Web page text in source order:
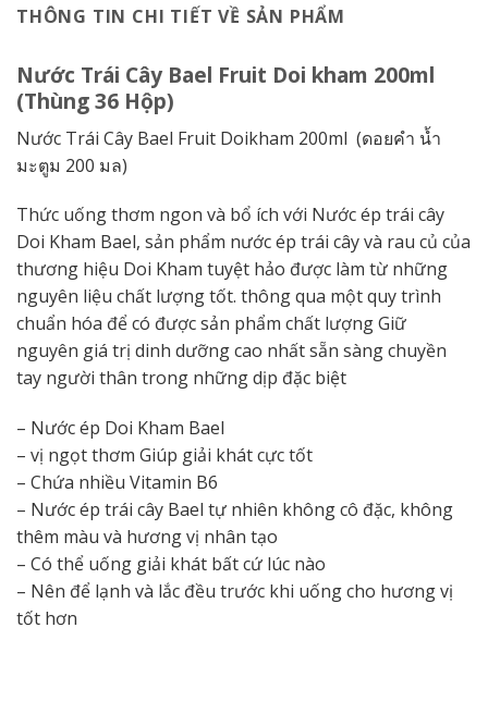
THÔNG TIN CHI TIẾT VỀ SẢN PHẨM
Nước Trái Cây Bael Fruit Doi kham 200ml
(Thùng 36 Hộp)
Nước Trái Cây Bael Fruit Doikham 200ml (ดอยคำ น้ำ
มะตูม 200 มล)
Thức uống thơm ngon và bổ ích với Nước ép trái cây
Doi Kham Bael, sản phẩm nước ép trái cây và rau củ của
thương hiệu Doi Kham tuyệt hảo được làm từ những
nguyên liệu chất lượng tốt. thông qua một quy trình
chuẩn hóa để có được sản phẩm chất lượng Giữ
nguyên giá trị dinh dưỡng cao nhất sẵn sàng chuyền
tay người thân trong những dịp đặc biệt
– Nước ép Doi Kham Bael
– vị ngọt thơm Giúp giải khát cực tốt
– Chứa nhiều Vitamin B6
– Nước ép trái cây Bael tự nhiên không cô đặc, không
thêm màu và hương vị nhân tạo
– Có thể uống giải khát bất cứ lúc nào
– Nên để lạnh và lắc đều trước khi uống cho hương vị
tốt hơn